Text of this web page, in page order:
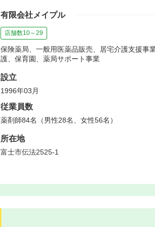
有限会社メイプル
店舗数10～29
保険薬局、一般用医薬品販売、居宅介護支援事
護、保育園、薬局サポート事業
設立
1996年03月
従業員数
薬剤師84名（男性28名、女性56名）
所在地
富士市伝法2525-1